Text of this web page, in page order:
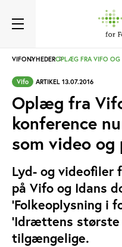
VIFONYHEDEROPLÆG FRA VIFO OG
Vifo ARTIKEL 13.07.2016
Oplæg fra
konference
som video og
Lyd- og videofiler
på Vifo og Idans
’Folkeoplysning i
’Idrættens største
tilgængelige.